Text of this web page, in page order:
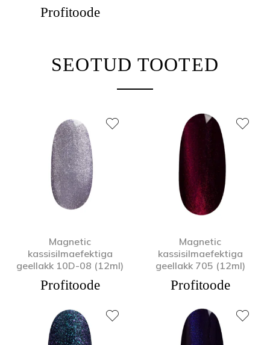
Profitoode
SEOTUD TOOTED
Magnetic
kassisilmaefektiga
geellakk 10D-08 (12ml)
Profitoode
Magnetic
kassisilmaefektiga
geellakk 705 (12ml)
Profitoode